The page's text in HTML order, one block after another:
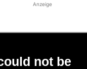
Anzeige